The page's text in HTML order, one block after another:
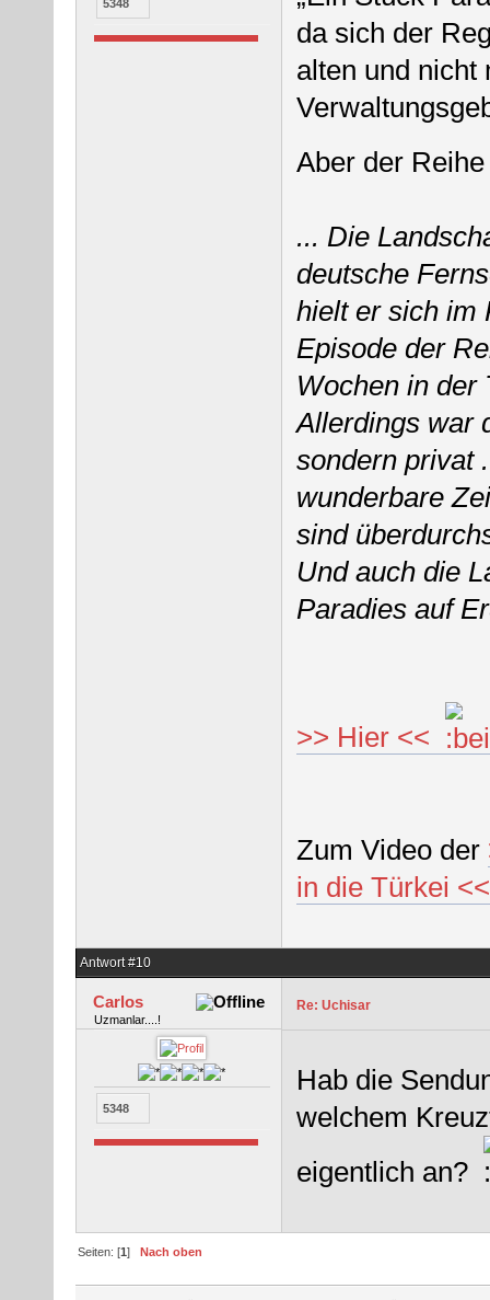
5348
da sich der
alten und nicht
Aber der
... Die
deutsche
hielt er sich im
Episode der
Wochen in der
Allerdings war
sondern privat
wunderbare
sind
Und auch die
Paradies auf
>> Hier <<
Zum Video der
in die Türkei
Antwort #10
Carlos
Uzmanlar....!
5348
Re: Uchisar
Hab die
welchem
eigentlich an?
Seiten: [1]Nach oben